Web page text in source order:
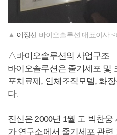
▲ 이정선 바이오솔루션 대표이사
△바이오솔루션의 사업구조
바이오솔루션은 줄기세포 및
포치료제, 인체조직모델, 화
다.
전신은 2000년 1월 고 박찬웅
가 연구소에서 줄기세포 관